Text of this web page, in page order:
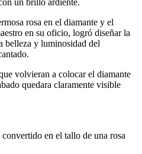
un brillo ardiente.
rosa en el diamante y el
en su oficio, logró diseñar la
belleza y luminosidad del
volvieran a colocar el diamante
quedara claramente visible
en el tallo de una rosa